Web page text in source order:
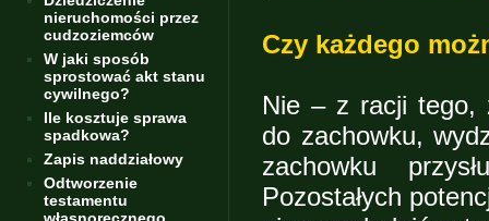
nieruchomości przez
cudzoziemców
W jaki sposób
sprostować akt stanu
cywilnego?
Ile kosztuje sprawa
spadkowa?
Zapis naddziałowy
Odtworzenie
testamentu
Czy każdego
Nie – z racji tego,
do zachowku,
zachowku
Pozostałych